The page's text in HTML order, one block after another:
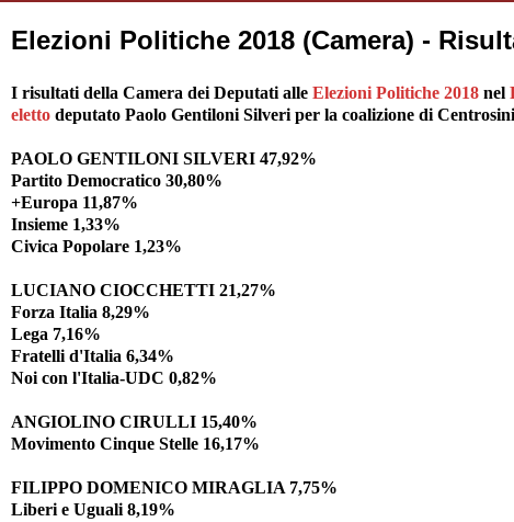
Elezioni Politiche 2018 (Camera) -
I risultati della Camera dei Deputati alle Elezioni Politiche 2018 nel
eletto deputato Paolo Gentiloni Silveri per la coalizione di
PAOLO GENTILONI SILVERI 47,92%
Partito Democratico 30,80%
+Europa 11,87%
Insieme 1,33%
Civica Popolare 1,23%
LUCIANO CIOCCHETTI 21,27%
Forza Italia 8,29%
Lega 7,16%
Fratelli d'Italia 6,34%
Noi con l'Italia-UDC 0,82%
ANGIOLINO CIRULLI 15,40%
Movimento Cinque Stelle 16,17%
FILIPPO DOMENICO MIRAGLIA 7,75%
Liberi e Uguali 8,19%